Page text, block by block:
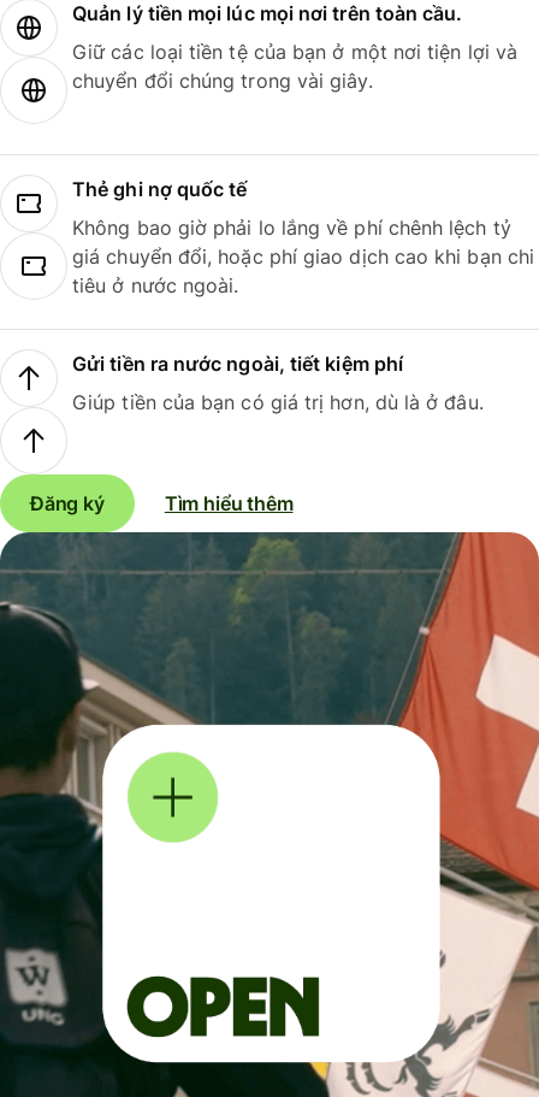
Quản lý tiền mọi lúc mọi nơi trên toàn cầu.
Giữ các loại tiền tệ của bạn ở một nơi tiện lợi và
chuyển đổi chúng trong vài giây.
Thẻ ghi nợ quốc tế
Không bao giờ phải lo lắng về phí chênh lệch tỷ
giá chuyển đổi, hoặc phí giao dịch cao khi bạn chi
tiêu ở nước ngoài.
Gửi tiền ra nước ngoài, tiết kiệm phí
Giúp tiền của bạn có giá trị hơn, dù là ở đâu.
Đăng ký Tìm hiểu thêm